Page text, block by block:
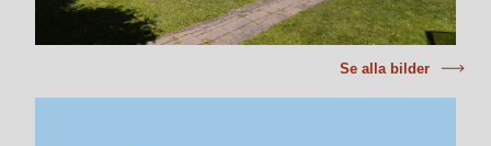
Se alla bilder